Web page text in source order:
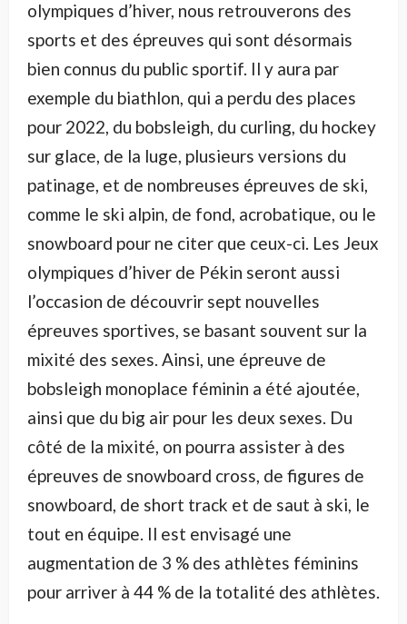
olympiques d’hiver, nous retrouverons des
sports et des épreuves qui sont désormais
bien connus du public sportif. Il y aura par
exemple du biathlon, qui a perdu des places
pour 2022, du bobsleigh, du curling, du hockey
sur glace, de la luge, plusieurs versions du
patinage, et de nombreuses épreuves de ski,
comme le ski alpin, de fond, acrobatique, ou le
snowboard pour ne citer que ceux-ci. Les Jeux
olympiques d’hiver de Pékin seront aussi
l’occasion de découvrir sept nouvelles
épreuves sportives, se basant souvent sur la
mixité des sexes. Ainsi, une épreuve de
bobsleigh monoplace féminin a été ajoutée,
ainsi que du big air pour les deux sexes. Du
côté de la mixité, on pourra assister à des
épreuves de snowboard cross, de figures de
snowboard, de short track et de saut à ski, le
tout en équipe. Il est envisagé une
augmentation de 3 % des athlètes féminins
pour arriver à 44 % de la totalité des athlètes.